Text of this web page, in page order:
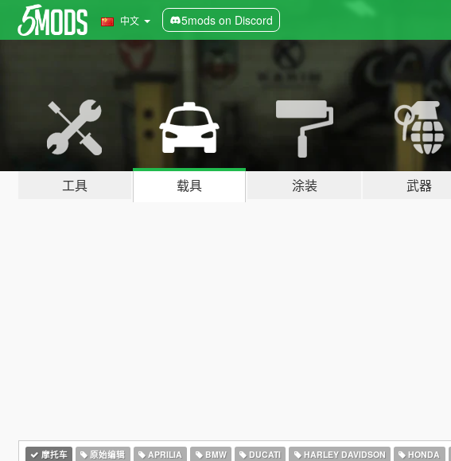
中文 5mods on Discord
工具 载具 涂装 武器
摩托车 原始编辑 APRILIA BMW DUCATI HARLEY DAVIDSON HONDA